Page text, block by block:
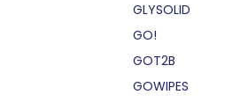
GLYSOLID
GO!
GOT2B
GOWIPES